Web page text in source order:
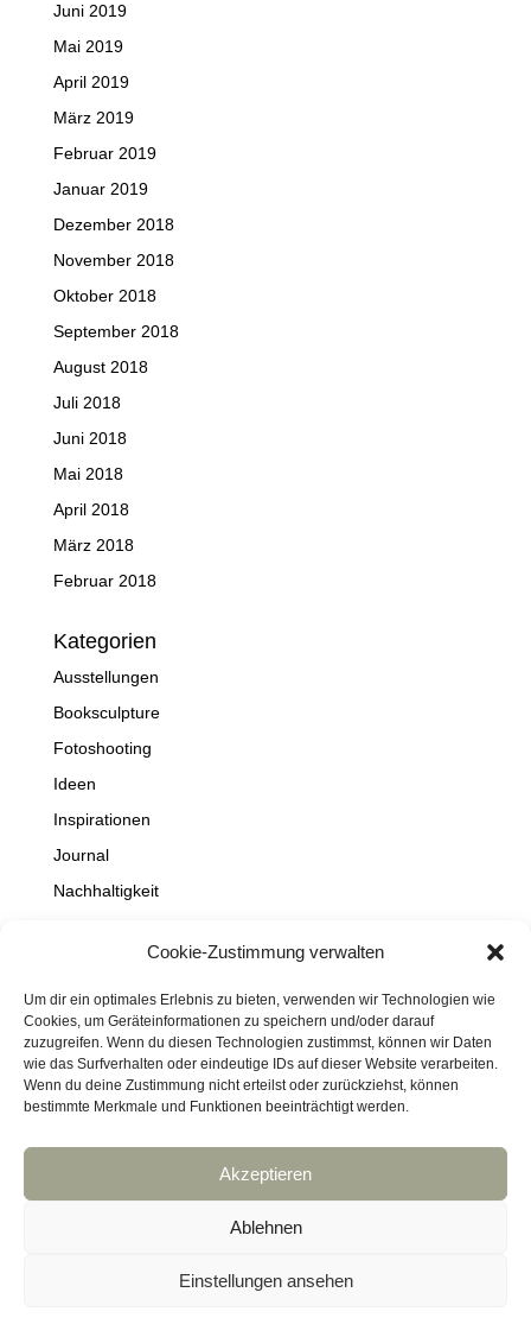
Cookie-Zustimmung verwalten
Um dir ein optimales Erlebnis zu bieten, verwenden wir Technologien wie
Cookies, um Geräteinformationen zu speichern und/oder darauf
zuzugreifen. Wenn du diesen Technologien zustimmst, können wir Daten
wie das Surfverhalten oder eindeutige IDs auf dieser Website verarbeiten.
Wenn du deine Zustimmung nicht erteilst oder zurückziehst, können
bestimmte Merkmale und Funktionen beeinträchtigt werden.
Akzeptieren
Ablehnen
Einstellungen ansehen
Juni 2019
Mai 2019
April 2019
März 2019
Februar 2019
Januar 2019
Dezember 2018
November 2018
Oktober 2018
September 2018
August 2018
Juli 2018
Juni 2018
Mai 2018
April 2018
März 2018
Februar 2018
Kategorien
Ausstellungen
Booksculpture
Fotoshooting
Ideen
Inspirationen
Journal
Nachhaltigkeit
Projekte
Schaufenster
Travel
Datenschutz
Haftungsausschluss